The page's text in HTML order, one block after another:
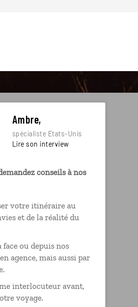
Ambre,
spécialiste Etats-Unis
Lire son interview
conseils à nos
votre itinéraire au
et de la réalité du
face ou depuis nos
agence, mais aussi par
interlocuteur avant,
voyage.